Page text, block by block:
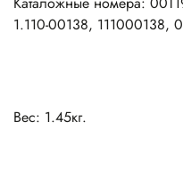
1.110-00138, 111000138,
Вес: 1.45кг.